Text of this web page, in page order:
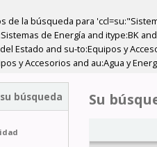
de la búsqueda para
de Energía and itype:BK
Estado and su-to:Equipos y
y Accesorios and au:Agua y
búsqueda Su